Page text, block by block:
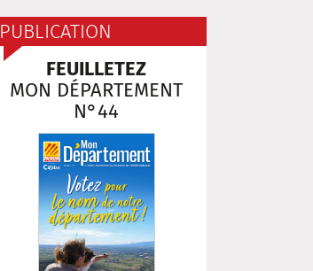
PUBLICATION
FEUILLETEZ
MON DÉPARTEMENT
N°44